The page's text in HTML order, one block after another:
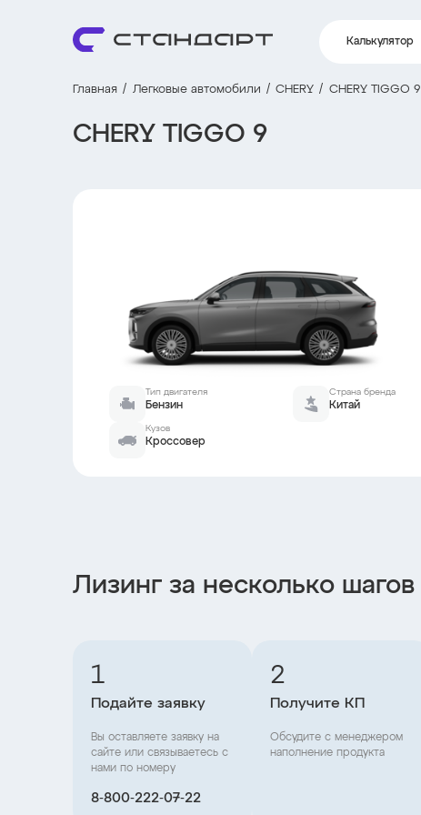
Калькулятор
Главная Легковые автомобили CHERY CHERY TIGGO 9
CHERY TIGGO 9
Тип двигателя
Бензин
Страна бренда
Китай
Кузов
Кроссовер
Лизинг за несколько шагов
1
Подайте заявку
Вы оставляете заявку на
сайте или связываетесь с
нами по номеру
8‑800‑222‑07‑22
2
Получите КП
Обсудите с менеджером
наполнение продукта